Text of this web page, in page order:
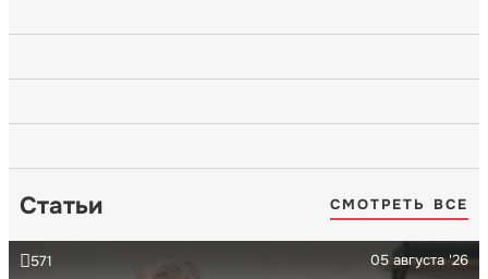
Статьи СМОТРЕТЬ ВСЕ
05 августа '26
571